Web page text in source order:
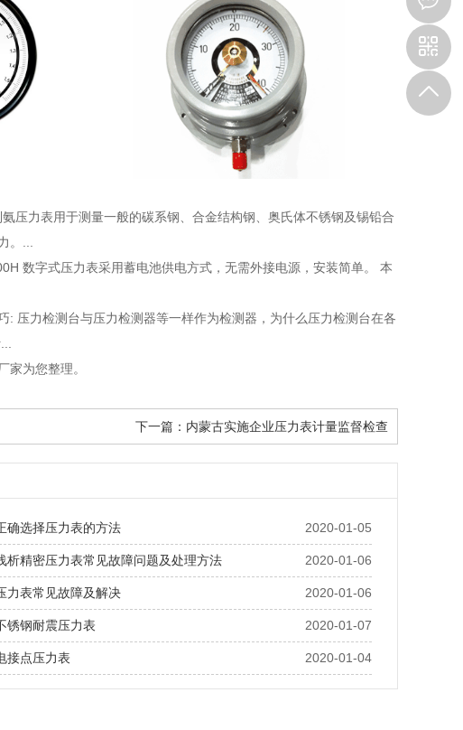
压力表用于测量一般的碳系钢、合金结构钢、奥氏体不锈钢及锡铅合
。...
数字式压力表采用蓄电池供电方式，无需外接电源，安装简单。 本
: 压力检测台与压力检测器等一样作为检测器，为什么压力检测台在各
家为您整理。
下一篇： 内蒙古实施企业压力表计量监督检查
2020-01-05
确选择压力表的方法
2020-01-06
析精密压力表常见故障问题及处理方法
2020-01-06
力表常见故障及解决
2020-01-07
锈钢耐震压力表
2020-01-04
接点压力表